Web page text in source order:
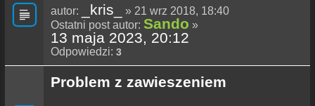
autor: _kris_
» 21 wrz 2018, 18:40
Ostatni post autor: Sando »
13 maja 2023, 20:12
Odpowiedzi: 3
Problem z zawieszeniem